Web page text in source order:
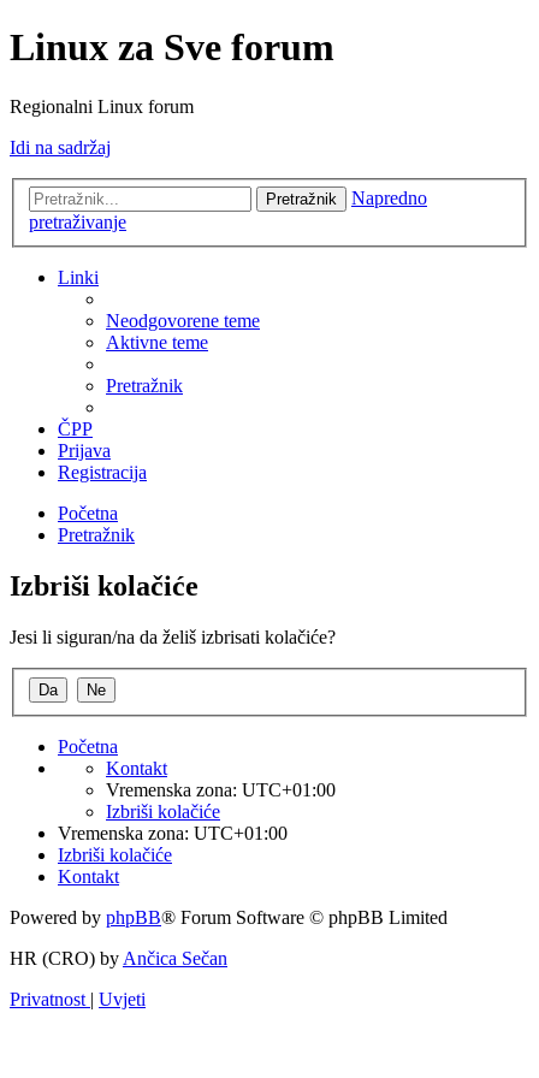
Linux za Sve forum
Regionalni Linux forum
Idi na sadržaj
Pretražnik
Napredno
pretraživanje
Linki
Neodgovorene teme
Aktivne teme
Pretražnik
ČPP
Prijava
Registracija
Početna
Pretražnik
Izbriši kolačiće
Jesi li siguran/na da želiš izbrisati kolačiće?
Početna
Kontakt
Vremenska zona: UTC+01:00
Izbriši kolačiće
Vremenska zona: UTC+01:00
Izbriši kolačiće
Kontakt
Powered by phpBB® Forum Software © phpBB Limited
HR (CRO) by Ančica Sečan
Privatnost | Uvjeti